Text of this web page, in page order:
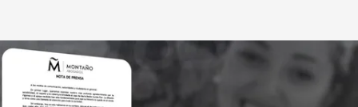
Los mensajes entre la educadora y el padre de un menor cuatro.com
En boca de todos